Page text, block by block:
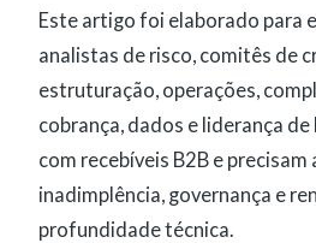
Este artigo foi elaborado para
analistas de risco, comitês de
estruturação, operações,
cobrança, dados e liderança
com recebíveis B2B e
inadimplência, governança e
profundidade técnica.